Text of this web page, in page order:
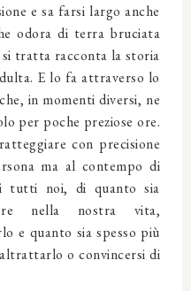
e sa farsi largo anche
odora di terra bruciata
si tratta racconta la storia
E lo fa attraverso lo
in momenti diversi, ne
per poche preziose ore.
con precisione
ma al contempo di
tutti noi, di quanto sia
nella nostra vita,
e quanto sia spesso più
o convincersi di